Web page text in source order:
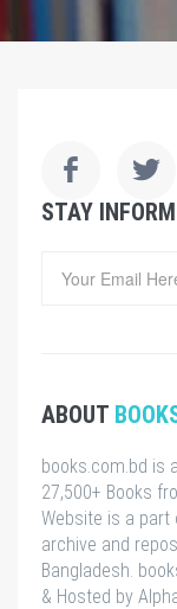
STAY
ABOUT
books.com.bd is
27,500+ Books
Website is a part
archive and
Bangladesh.
& Hosted by